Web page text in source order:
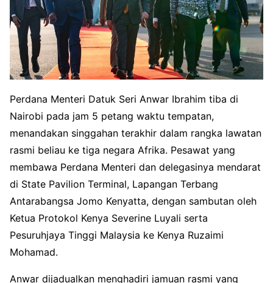
Perdana Menteri Datuk Seri Anwar Ibrahim tiba di
Nairobi pada jam 5 petang waktu tempatan,
menandakan singgahan terakhir dalam rangka lawatan
rasmi beliau ke tiga negara Afrika. Pesawat yang
membawa Perdana Menteri dan delegasinya mendarat
di State Pavilion Terminal, Lapangan Terbang
Antarabangsa Jomo Kenyatta, dengan sambutan oleh
Ketua Protokol Kenya Severine Luyali serta
Pesuruhjaya Tinggi Malaysia ke Kenya Ruzaimi
Mohamad.
Anwar dijadualkan menghadiri jamuan rasmi yang